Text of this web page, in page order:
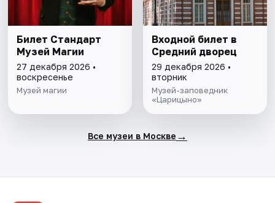
Билет Стандарт
Музей Магии
27 декабря 2026 •
воскресенье
Музей магии
Входной билет в
Средний дворец
29 декабря 2026 •
вторник
Музей-заповедник
«Царицыно»
Все музеи в Москве →